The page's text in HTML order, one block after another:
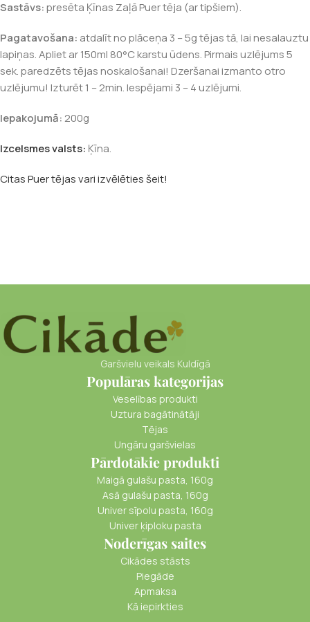
Sastāvs:presēta Ķīnas Zaļā Puer tēja (ar tipšiem).
Pagatavošana: atdalīt no plāceņa 3 – 5g tējas tā, lai nesalauztu
lapiņas. Apliet ar 150ml 80°C karstu ūdens. Pirmais uzlējums 5
sek. paredzēts tējas noskalošanai! Dzeršanai izmanto otro
uzlējumu! Izturēt 1 – 2min. Iespējami 3 – 4 uzlējumi.
Iepakojumā: 200g
Izcelsmes valsts: Ķīna.
Citas Puer tējas vari izvēlēties šeit!
Garšvielu veikals Kuldīgā
Populāras kategorijas
Veselības produkti
Uztura bagātinātāji
Tējas
Ungāru garšvielas
Pārdotākie produkti
Maigā gulašu pasta, 160g
Asā gulašu pasta, 160g
Univer sīpolu pasta, 160g
Univer ķiploku pasta
Noderīgas saites
Cikādes stāsts
Piegāde
Apmaksa
Kā iepirkties